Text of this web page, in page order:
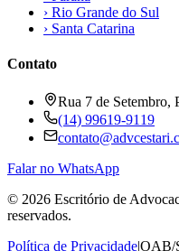
› Rio Grande do Sul
› Santa Catarina
Contato
Rua 7 de Setembro,
(14) 99619-9119
Falar no WhatsApp
© 2026 Escritório de
reservados.
Política de Privacidade|OAB/